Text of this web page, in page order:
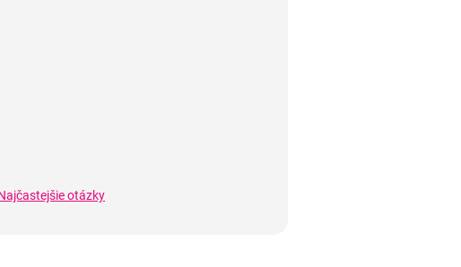
otázky